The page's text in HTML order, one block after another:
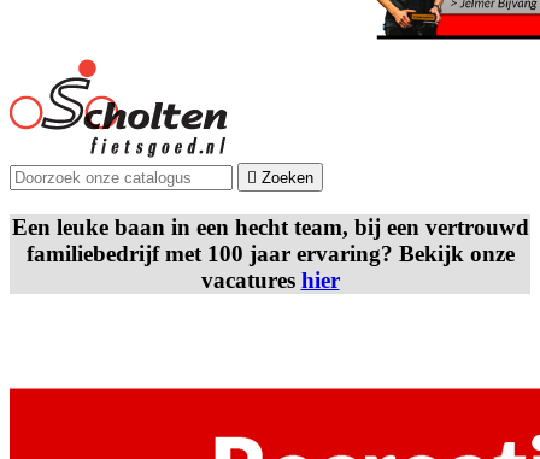
 Zoeken
Een leuke baan in een hecht team, bij een vertrouwd
familiebedrijf met 100 jaar ervaring? Bekijk onze
vacatures hier